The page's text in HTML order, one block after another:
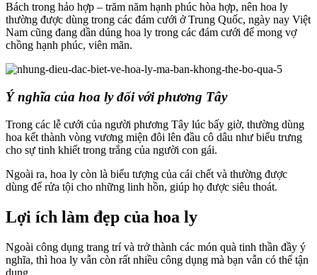
Bách trong hảo hợp – trăm năm hạnh phúc hòa hợp, nên hoa ly
thường được dùng trong các đám cưới ở Trung Quốc, ngày nay Việt
Nam cũng đang dần dúng hoa ly trong các đám cưới để mong vợ
chồng hạnh phúc, viên mãn.
Ý nghĩa của hoa ly đối với phương Tây
Trong các lễ cưới của người phương Tây lúc bấy giờ, thường dùng
hoa kết thành vòng vương miện đôi lên đầu cô dâu như biểu trưng
cho sự tinh khiết trong trắng của người con gái.
Ngoài ra, hoa ly còn là biểu tượng của cái chết và thường được
dùng để rửa tội cho những linh hồn, giúp họ được siêu thoát.
Lợi ích làm đẹp của hoa ly
Ngoài công dụng trang trí và trở thành các món quà tinh thần đầy ý
nghĩa, thì hoa ly vẫn còn rất nhiều công dụng mà bạn vẫn có thể tận
dụng.